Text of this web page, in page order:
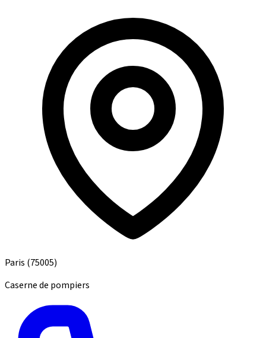
Paris (75005)
Caserne de pompiers